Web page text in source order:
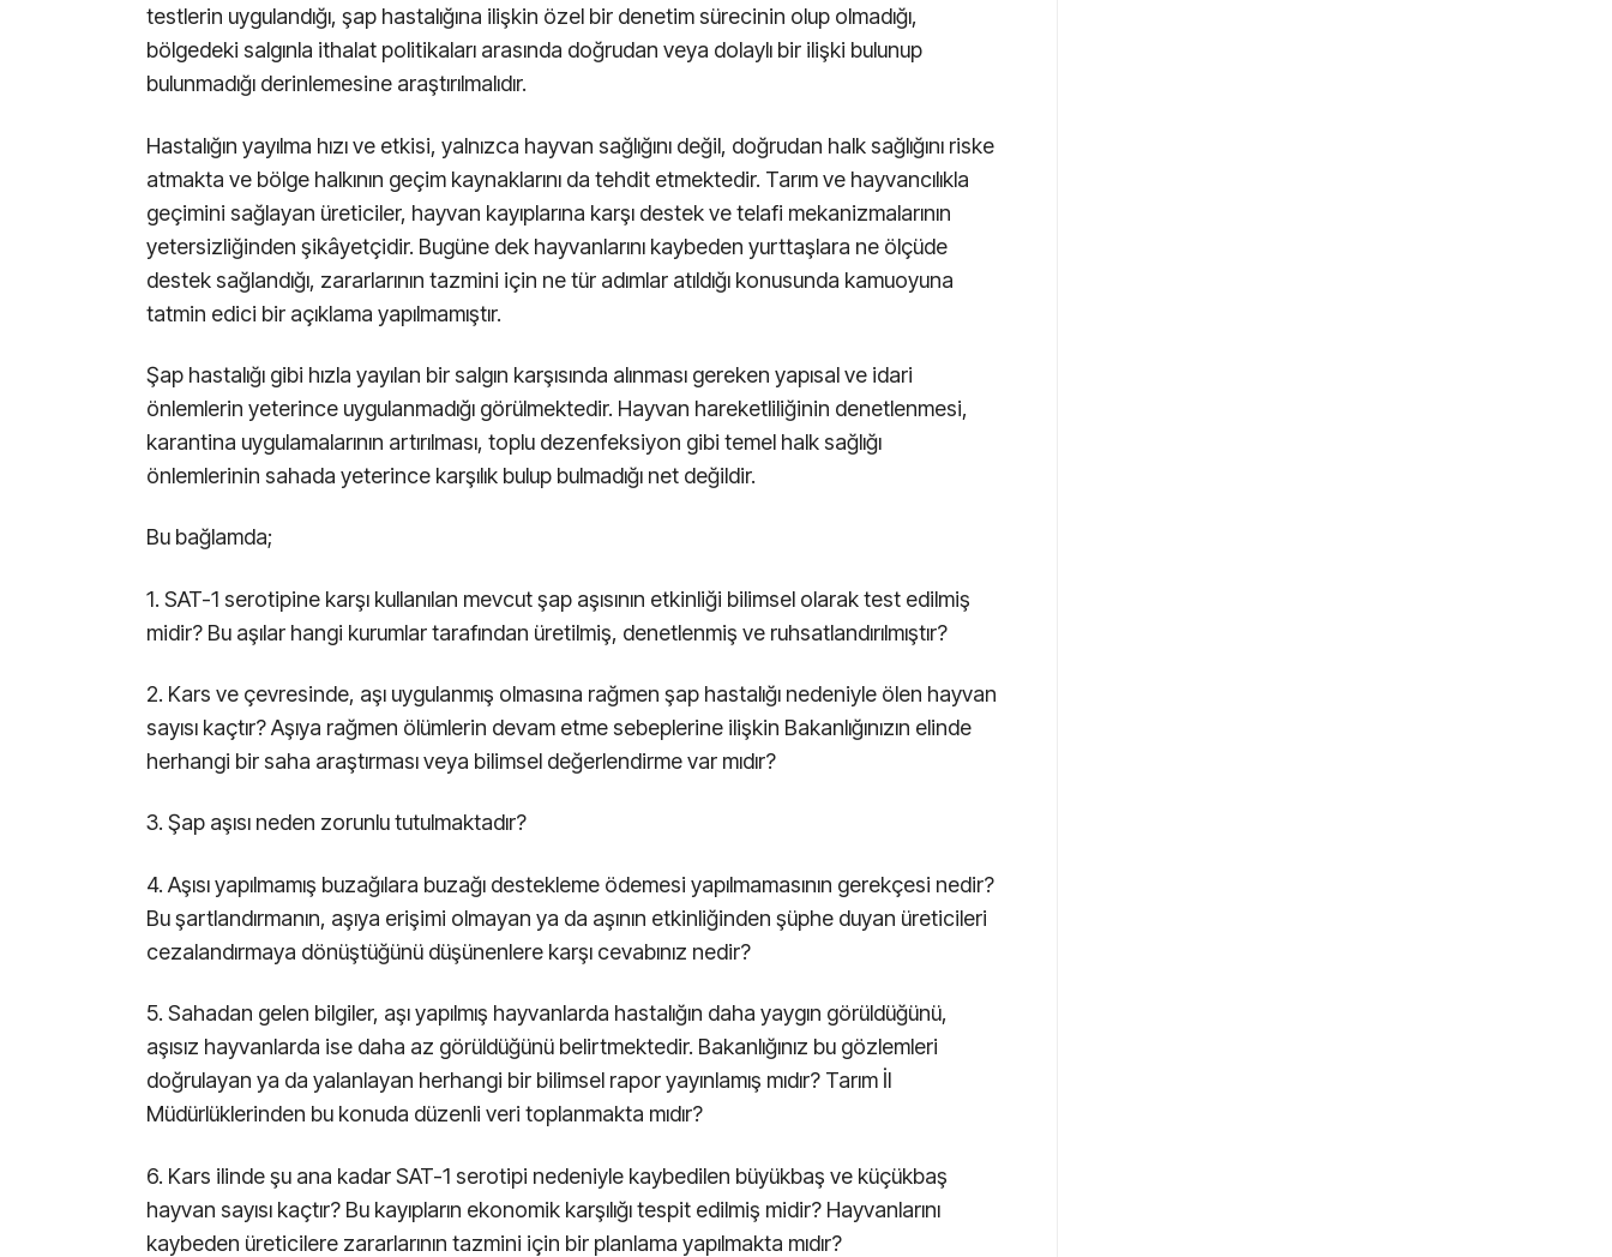
testlerin uygulandığı, şap hastalığına ilişkin özel bir denetim sürecinin olup olmadığı,
bölgedeki salgınla ithalat politikaları arasında doğrudan veya dolaylı bir ilişki bulunup
bulunmadığı derinlemesine araştırılmalıdır.
Hastalığın yayılma hızı ve etkisi, yalnızca hayvan sağlığını değil, doğrudan halk sağlığını riske
atmakta ve bölge halkının geçim kaynaklarını da tehdit etmektedir. Tarım ve hayvancılıkla
geçimini sağlayan üreticiler, hayvan kayıplarına karşı destek ve telafi mekanizmalarının
yetersizliğinden şikâyetçidir. Bugüne dek hayvanlarını kaybeden yurttaşlara ne ölçüde
destek sağlandığı, zararlarının tazmini için ne tür adımlar atıldığı konusunda kamuoyuna
tatmin edici bir açıklama yapılmamıştır.
Şap hastalığı gibi hızla yayılan bir salgın karşısında alınması gereken yapısal ve idari
önlemlerin yeterince uygulanmadığı görülmektedir. Hayvan hareketliliğinin denetlenmesi,
karantina uygulamalarının artırılması, toplu dezenfeksiyon gibi temel halk sağlığı
önlemlerinin sahada yeterince karşılık bulup bulmadığı net değildir.
Bu bağlamda;
1. SAT-1 serotipine karşı kullanılan mevcut şap aşısının etkinliği bilimsel olarak test edilmiş
midir? Bu aşılar hangi kurumlar tarafından üretilmiş, denetlenmiş ve ruhsatlandırılmıştır?
2. Kars ve çevresinde, aşı uygulanmış olmasına rağmen şap hastalığı nedeniyle ölen hayvan
sayısı kaçtır? Aşıya rağmen ölümlerin devam etme sebeplerine ilişkin Bakanlığınızın elinde
herhangi bir saha araştırması veya bilimsel değerlendirme var mıdır?
3. Şap aşısı neden zorunlu tutulmaktadır?
4. Aşısı yapılmamış buzağılara buzağı destekleme ödemesi yapılmamasının gerekçesi nedir?
Bu şartlandırmanın, aşıya erişimi olmayan ya da aşının etkinliğinden şüphe duyan üreticileri
cezalandırmaya dönüştüğünü düşünenlere karşı cevabınız nedir?
5. Sahadan gelen bilgiler, aşı yapılmış hayvanlarda hastalığın daha yaygın görüldüğünü,
aşısız hayvanlarda ise daha az görüldüğünü belirtmektedir. Bakanlığınız bu gözlemleri
doğrulayan ya da yalanlayan herhangi bir bilimsel rapor yayınlamış mıdır? Tarım İl
Müdürlüklerinden bu konuda düzenli veri toplanmakta mıdır?
6. Kars ilinde şu ana kadar SAT-1 serotipi nedeniyle kaybedilen büyükbaş ve küçükbaş
hayvan sayısı kaçtır? Bu kayıpların ekonomik karşılığı tespit edilmiş midir? Hayvanlarını
kaybeden üreticilere zararlarının tazmini için bir planlama yapılmakta mıdır?